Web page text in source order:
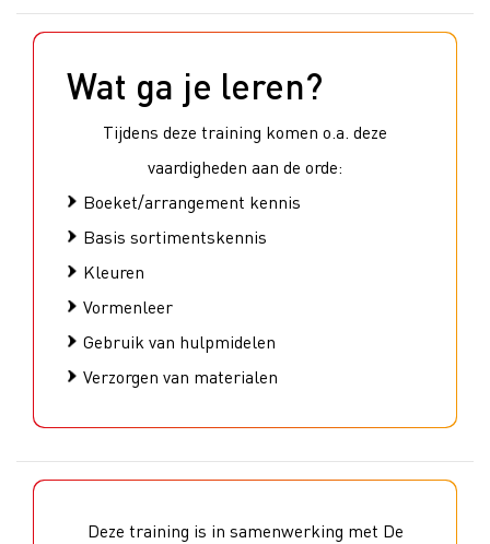
Wat ga je leren?
Tijdens deze training komen o.a. deze
vaardigheden aan de orde:
Boeket/arrangement kennis
Basis sortimentskennis
Kleuren
Vormenleer
Gebruik van hulpmidelen
Verzorgen van materialen
Deze training is in samenwerking met De